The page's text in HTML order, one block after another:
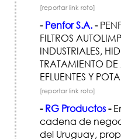
[reportar link roto]
- Penfor S.A.-
FILTROS
INDUSTRIALES,
TRATAMIENTO
EFLUENTES Y
[reportar link roto]
- RG Productos-
cadena de
del Uruguay,